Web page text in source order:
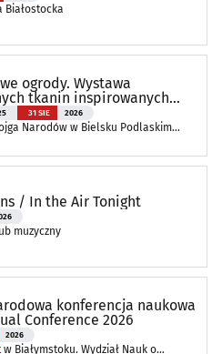
Białostocka
ogrody. Wystawa
tkanin inspirowanych
31 SIE 2026
Narodów w Bielsku Podlaskim
/ In the Air Tonight
muzyczny
konferencja naukowa
Conference 2026
2026
Białymstoku. Wydział Nauk o